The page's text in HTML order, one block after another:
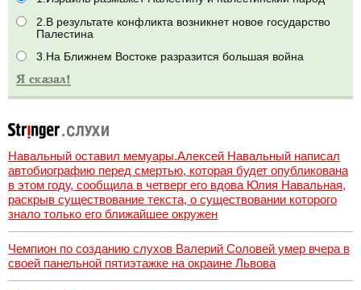
2.В результате конфликта возникнет новое государство
Палестина
3.На Ближнем Востоке разразится большая война
Навальный оставил мемуары.Алексей Навальный написал
автобиографию перед смертью, которая будет опубликована
в этом году, сообщила в четверг его вдова Юлия Навальная,
раскрыв существование текста, о существовании которого
знало только его ближайшее окружен
Чемпион по созданию слухов Валерий Соловей умер вчера в
своей панельной пятиэтажке на окраине Львова